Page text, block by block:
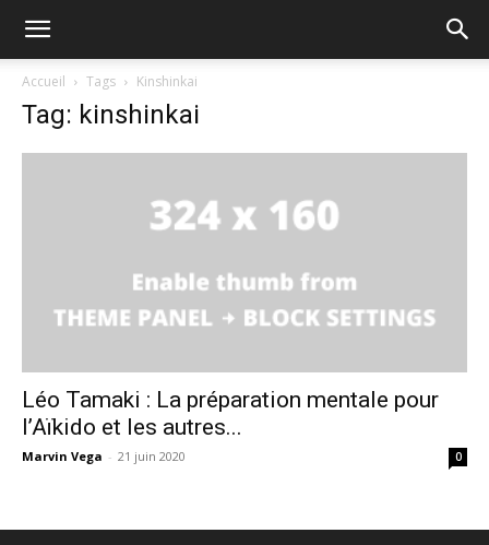
Accueil Tags Kinshinkai
Tag: kinshinkai
Léo Tamaki : La préparation mentale pour
l’Aïkido et les autres...
Marvin Vega - 21 juin 2020 0